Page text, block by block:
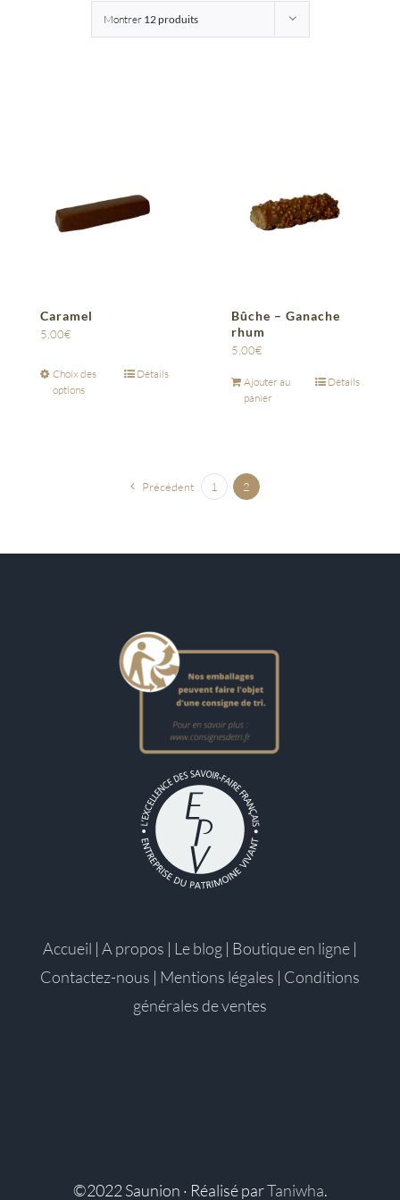
Montrer 12 produits
Caramel
5,00€
Choix des
options
Détails
Bûche – Ganache
rhum
5,00€
Ajouter au
panier
Détails
Précédent 1 2
Accueil | A propos | Le blog | Boutique en ligne |
Contactez-nous | Mentions légales | Conditions
générales de ventes
©2022 Saunion · Réalisé parTaniwha.